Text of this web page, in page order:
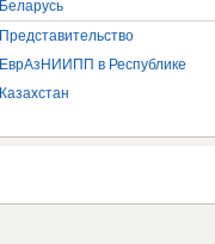
Беларусь
Представительство
ЕврАзНИИПП в Республике
Казахстан